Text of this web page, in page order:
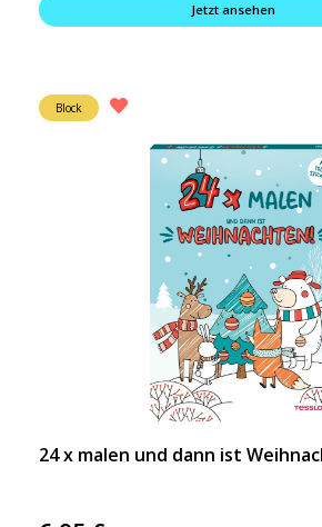
Jetzt ansehen
Block
24 x malen und dann ist